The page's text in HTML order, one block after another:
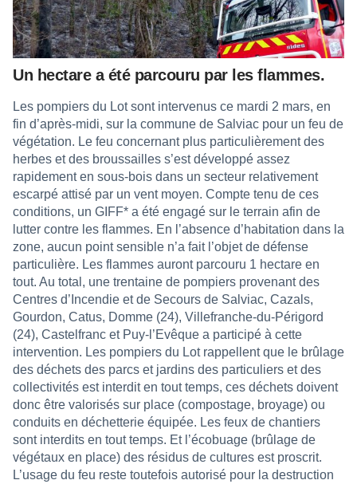
Un hectare a été parcouru par les flammes.
Les pompiers du Lot sont intervenus ce mardi 2 mars, en
fin d’après-midi, sur la commune de Salviac pour un feu de
végétation. Le feu concernant plus particulièrement des
herbes et des broussailles s’est développé assez
rapidement en sous-bois dans un secteur relativement
escarpé attisé par un vent moyen. Compte tenu de ces
conditions, un GIFF* a été engagé sur le terrain afin de
lutter contre les flammes. En l’absence d’habitation dans la
zone, aucun point sensible n’a fait l’objet de défense
particulière. Les flammes auront parcouru 1 hectare en
tout. Au total, une trentaine de pompiers provenant des
Centres d’Incendie et de Secours de Salviac, Cazals,
Gourdon, Catus, Domme (24), Villefranche-du-Périgord
(24), Castelfranc et Puy-l’Evêque a participé à cette
intervention. Les pompiers du Lot rappellent que le brûlage
des déchets des parcs et jardins des particuliers et des
collectivités est interdit en tout temps, ces déchets doivent
donc être valorisés sur place (compostage, broyage) ou
conduits en déchetterie équipée. Les feux de chantiers
sont interdits en tout temps. Et l’écobuage (brûlage de
végétaux en place) des résidus de cultures est proscrit.
L’usage du feu reste toutefois autorisé pour la destruction